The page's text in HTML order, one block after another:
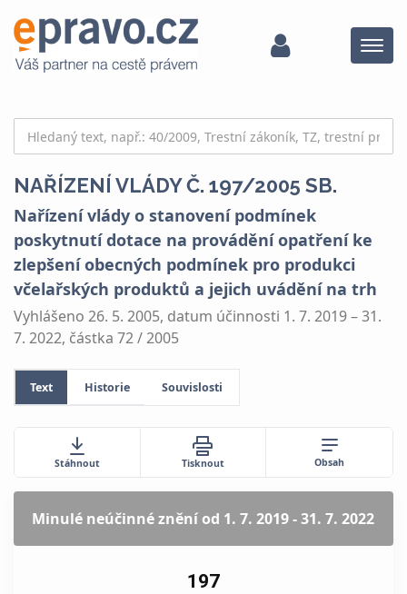
Menu
NAŘÍZENÍ VLÁDY Č. 197/2005 SB.
Nařízení vlády o stanovení podmínek
poskytnutí dotace na provádění opatření ke
zlepšení obecných podmínek pro produkci
včelařských produktů a jejich uvádění na trh
Vyhlášeno 26. 5. 2005, datum účinnosti 1. 7. 2019 – 31.
7. 2022, částka 72 / 2005
Text Historie Souvislosti
Stáhnout Tisknout Obsah
Minulé neúčinné zněníod 1. 7. 2019 - 31. 7. 2022
197